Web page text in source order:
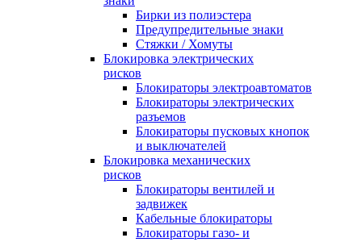
Бирки из полиэстера
Предупредительные знаки
Стяжки / Хомуты
Блокировка электрических
рисков
Блокираторы электроавтоматов
Блокираторы электрических
разъемов
Блокираторы пусковых кнопок
и выключателей
Блокировка механических
рисков
Блокираторы вентилей и
задвижек
Кабельные блокираторы
Блокираторы газо- и